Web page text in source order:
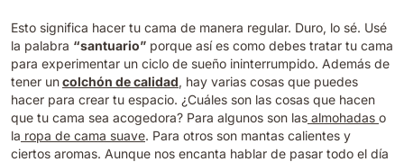
Esto significa hacer tu cama de manera regular. Duro, lo sé. Usé
la palabra “santuario” porque así es como debes tratar tu cama
para experimentar un ciclo de sueño ininterrumpido. Además de
tener uncolchón de calidad, hay varias cosas que puedes
hacer para crear tu espacio. ¿Cuáles son las cosas que hacen
que tu cama sea acogedora? Para algunos son las almohadas o
la ropa de cama suave. Para otros son mantas calientes y
ciertos aromas. Aunque nos encanta hablar de pasar todo el día